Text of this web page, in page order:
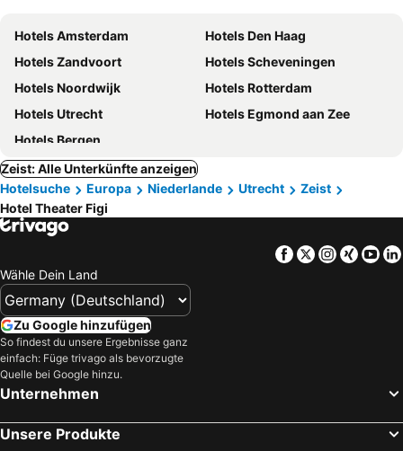
Hotels Amsterdam
Hotels Den Haag
Hotels Zandvoort
Hotels Scheveningen
Hotels Noordwijk
Hotels Rotterdam
Hotels Utrecht
Hotels Egmond aan Zee
Hotels Bergen
Zeist: Alle Unterkünfte anzeigen
Hotelsuche
Europa Niederlande Utrecht
Zeist
Hotel Theater Figi
Facebook
TwitterXing
Wähle Dein Land
Zu Google hinzufügen
So findest du unsere Ergebnisse ganz
einfach: Füge trivago als bevorzugte
Quelle bei Google hinzu.
Unternehmen
Unsere Produkte